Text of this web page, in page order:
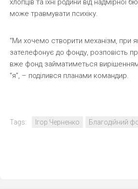
хлопців та їхні родини від надмірної
може травмувати психіку.
“Ми хочемо створити механізм, при
зателефонує до фонду, розповість
вже фонд займатиметься вирішенням
“я”, – поділився планами командир.
Tags: Ігор Черненко Благодійний